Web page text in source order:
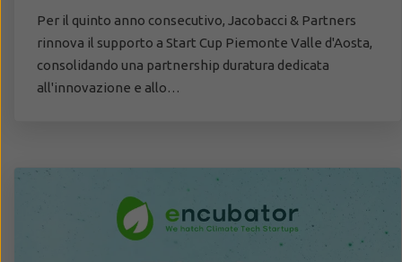
Per il quinto anno consecutivo, Jacobacci & Partners
rinnova il supporto a Start Cup Piemonte Valle d'Aosta,
consolidando una partnership duratura dedicata
all'innovazione e allo…